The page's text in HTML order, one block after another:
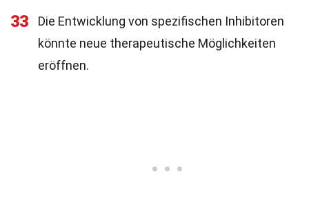
33
Die Entwicklung von spezifischen Inhibitoren
könnte neue therapeutische Möglichkeiten
eröffnen.